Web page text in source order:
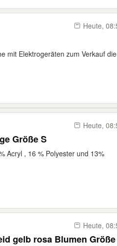
Heute,
mit Elektrogeräten zum Verkauf die
Heute,
Größe S
Acryl , 16 % Polyester und 13%
Heute,
gelb rosa Blumen Größe